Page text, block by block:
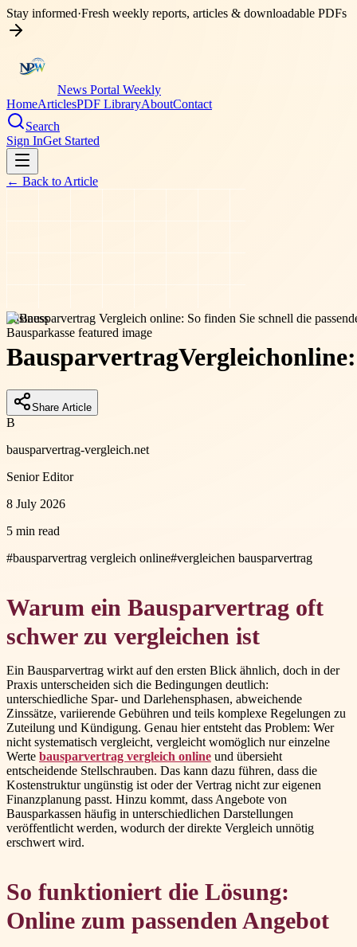
Stay informed·Fresh weekly reports, articles & downloadable PDFs
News Portal Weekly
HomeArticlesPDF LibraryAboutContact
Search
Sign InGet Started
← Back to Article
business
BausparvertragVergleichonline:
Share Article
B
bausparvertrag-vergleich.net
Senior Editor
8 July 2026
5 min read
#bausparvertrag vergleich online#vergleichen bausparvertrag
Warum ein Bausparvertrag oft
schwer zu vergleichen ist
Ein Bausparvertrag wirkt auf den ersten Blick ähnlich, doch in der
Praxis unterscheiden sich die Bedingungen deutlich:
unterschiedliche Spar- und Darlehensphasen, abweichende
Zinssätze, variierende Gebühren und teils komplexe Regelungen zu
Zuteilung und Kündigung. Genau hier entsteht das Problem: Wer
nicht systematisch vergleicht, vergleicht womöglich nur einzelne
Werte bausparvertrag vergleich online und übersieht
entscheidende Stellschrauben. Das kann dazu führen, dass die
Kostenstruktur ungünstig ist oder der Vertrag nicht zur eigenen
Finanzplanung passt. Hinzu kommt, dass Angebote von
Bausparkassen häufig in unterschiedlichen Darstellungen
veröffentlicht werden, wodurch der direkte Vergleich unnötig
erschwert wird.
So funktioniert die Lösung:
Online zum passenden Angebot